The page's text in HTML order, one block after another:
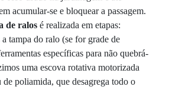
acumular-se e bloquear a passagem.
de ralos é realizada em etapas:
tampa do ralo (se for grade de
específicas para não quebrá-
uma escova rotativa motorizada
de poliamida, que desagrega todo o